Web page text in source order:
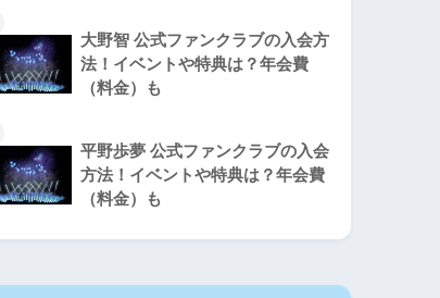
大野智 公式ファンクラブの入会方
法！イベントや特典は？年会費
（料金）も
平野歩夢 公式ファンクラブの入会
方法！イベントや特典は？年会費
（料金）も